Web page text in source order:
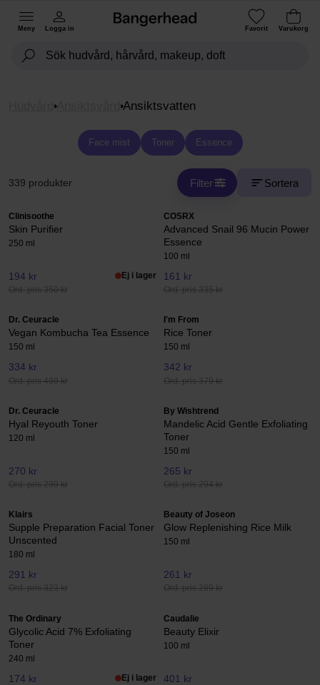
Meny Logga in Favorit Varukorg
Ansiktsvård Ansiktsvatten
Face mist Toner Essence
339 produkter Filter Sortera
Clinisoothe
Skin Purifier
250 ml
194 kr
Ord. pris 350 kr
Ej i lager
COSRX
Advanced Snail 96 Mucin Power
Essence
100 ml
161 kr
Ord. pris 335 kr
Dr. Ceuracle
Vegan Kombucha Tea Essence
150 ml
334 kr
Ord. pris 499 kr
I'm From
Rice Toner
150 ml
342 kr
Ord. pris 379 kr
Dr. Ceuracle
Hyal Reyouth Toner
120 ml
270 kr
Ord. pris 299 kr
By Wishtrend
Mandelic Acid Gentle Exfoliating
Toner
150 ml
265 kr
Ord. pris 294 kr
Klairs
Supple Preparation Facial Toner
Unscented
180 ml
291 kr
Ord. pris 323 kr
Beauty of Joseon
Glow Replenishing Rice Milk
150 ml
261 kr
Ord. pris 289 kr
The Ordinary
Glycolic Acid 7% Exfoliating
Toner
240 ml
174 kr Ej i lager
Caudalie
Beauty Elixir
100 ml
401 kr